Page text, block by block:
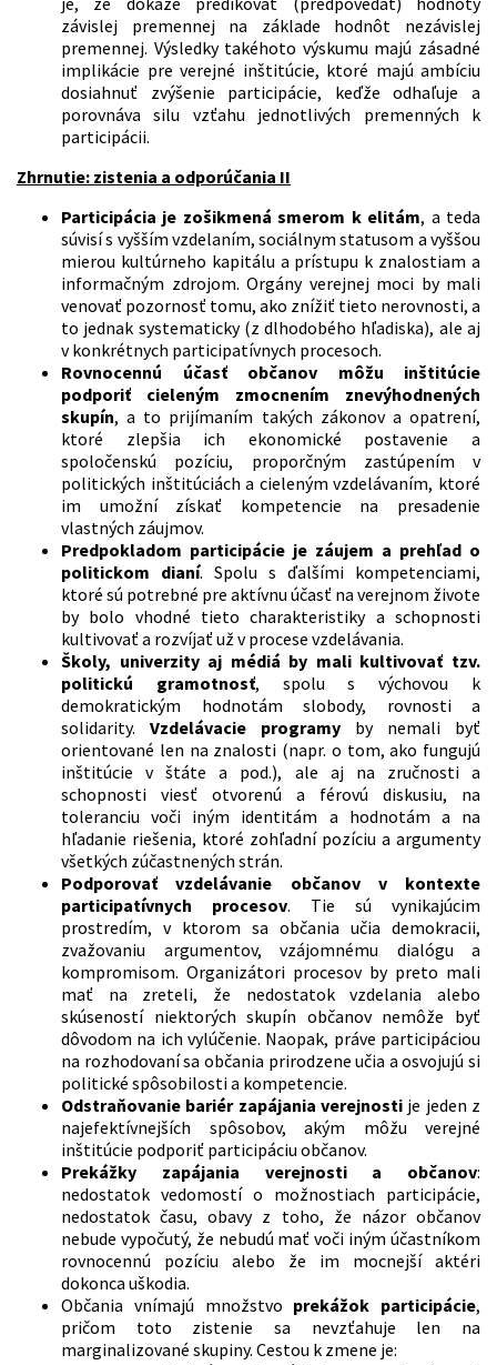
závislej premennej na základe hodnôt nezávislej
premennej. Výsledky takéhoto výskumu majú zásadné
implikácie pre verejné inštitúcie, ktoré majú ambíciu
dosiahnuť zvýšenie participácie, keďže odhaľuje a
porovnáva silu vzťahu jednotlivých premenných k
participácii.
Zhrnutie: zistenia a odporúčania II
Participácia je zošikmená smerom k elitám, a teda
súvisí s vyšším vzdelaním, sociálnym statusom a vyššou
mierou kultúrneho kapitálu a prístupu k znalostiam a
informačným zdrojom. Orgány verejnej moci by mali
venovať pozornosť tomu, ako znížiť tieto nerovnosti, a
to jednak systematicky (z dlhodobého hľadiska), ale aj
v konkrétnych participatívnych procesoch.
Rovnocennú účasť občanov môžu inštitúcie
podporiť cieleným zmocnením znevýhodnených
skupín, a to prijímaním takých zákonov a opatrení,
ktoré zlepšia ich ekonomické postavenie a
spoločenskú pozíciu, proporčným zastúpením v
politických inštitúciách a cieleným vzdelávaním, ktoré
im umožní získať kompetencie na presadenie
vlastných záujmov.
Predpokladom participácie je záujem a prehľad o
politickom dianí. Spolu s ďalšími kompetenciami,
ktoré sú potrebné pre aktívnu účasť na verejnom živote
by bolo vhodné tieto charakteristiky a schopnosti
kultivovať a rozvíjať už v procese vzdelávania.
Školy, univerzity aj médiá by mali kultivovať tzv.
politickú gramotnosť, spolu s výchovou k
demokratickým hodnotám slobody, rovnosti a
solidarity. Vzdelávacie programy by nemali byť
orientované len na znalosti (napr. o tom, ako fungujú
inštitúcie v štáte a pod.), ale aj na zručnosti a
schopnosti viesť otvorenú a férovú diskusiu, na
toleranciu voči iným identitám a hodnotám a na
hľadanie riešenia, ktoré zohľadní pozíciu a argumenty
všetkých zúčastnených strán.
Podporovať vzdelávanie občanov v kontexte
participatívnych procesov. Tie sú vynikajúcim
prostredím, v ktorom sa občania učia demokracii,
zvažovaniu argumentov, vzájomnému dialógu a
kompromisom. Organizátori procesov by preto mali
mať na zreteli, že nedostatok vzdelania alebo
skúseností niektorých skupín občanov nemôže byť
dôvodom na ich vylúčenie. Naopak, práve participáciou
na rozhodovaní sa občania prirodzene učia a osvojujú si
politické spôsobilosti a kompetencie.
Odstraňovanie bariér zapájania verejnosti je jeden z
najefektívnejších spôsobov, akým môžu verejné
inštitúcie podporiť participáciu občanov.
Prekážky zapájania verejnosti a občanov:
nedostatok vedomostí o možnostiach participácie,
nedostatok času, obavy z toho, že názor občanov
nebude vypočutý, že nebudú mať voči iným účastníkom
rovnocennú pozíciu alebo že im mocnejší aktéri
dokonca uškodia.
Občania vnímajú množstvo prekážok participácie,
pričom toto zistenie sa nevzťahuje len na
marginalizované skupiny. Cestou k zmene je: